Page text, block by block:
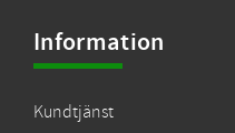
Information
Kundtjänst